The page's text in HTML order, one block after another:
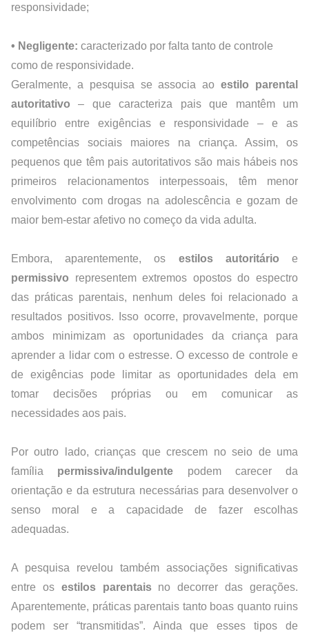
responsividade;
• Negligente: caracterizado por falta tanto de controle
como de responsividade.
Geralmente, a pesquisa se associa ao estilo
parental
autoritativo – que caracteriza pais que mantêm um
equilíbrio entre exigências e responsividade – e as
competências sociais maiores na criança. Assim, os
pequenos que têm pais autoritativos são mais hábeis nos
primeiros relacionamentos interpessoais, têm menor
envolvimento com drogas na adolescência e gozam de
maior bem-estar afetivo no começo da vida adulta.
Embora, aparentemente, os estilos autoritário
permissivo representem extremos opostos do espectro
das práticas parentais, nenhum deles foi relacionado a
resultados positivos. Isso ocorre, provavelmente, porque
ambos minimizam as oportunidades da criança para
aprender a lidar com o estresse. O excesso de controle e
de exigências pode limitar as oportunidades dela em
tomar decisões próprias ou em comunicar as
necessidades aos pais.
Por outro lado, crianças que crescem no seio de uma
família permissiva/indulgente podem carecer da
orientação e da estrutura necessárias para desenvolver o
senso moral e a capacidade de fazer escolhas
adequadas.
A pesquisa revelou também associações significativas
entre os estilos parentais no decorrer das gerações.
Aparentemente, práticas parentais tanto boas quanto ruins
podem ser “transmitidas”. Ainda que esses tipos de